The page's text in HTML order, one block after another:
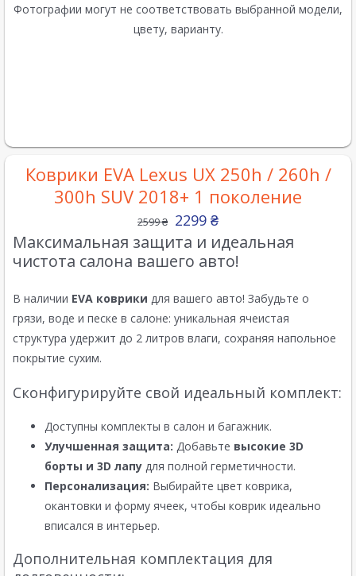
Фотографии могут не соответствовать выбранной модели,
цвету, варианту.
Коврики EVA Lexus UX 250h / 260h /
300h SUV 2018+ 1 поколение
2599₴ 2299 ₴
Максимальная защита и идеальная
чистота салона вашего авто!
В наличии EVA коврики для вашего авто! Забудьте о
грязи, воде и песке в салоне: уникальная ячеистая
структура удержит до 2 литров влаги, сохраняя напольное
покрытие сухим.
Сконфигурируйте свой идеальный комплект:
Доступны комплекты в салон и багажник.
Улучшенная защита: Добавьте высокие 3D
борты и 3D лапу для полной герметичности.
Персонализация: Выбирайте цвет коврика,
окантовки и форму ячеек, чтобы коврик идеально
вписался в интерьер.
Дополнительная комплектация для